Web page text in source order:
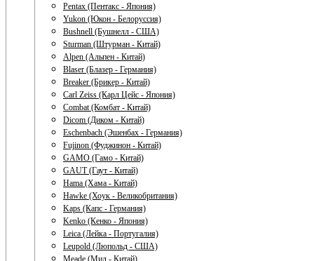
Pentax (Пентакс - Япония)
Yukon (Юкон - Белоруссия)
Bushnell (Бушнелл - США)
Sturman (Штурман - Китай)
Alpen (Альпен - Китай)
Blaser (Блазер - Германия)
Breaker (Брикер - Китай)
Carl Zeiss (Карл Цейс - Япония)
Combat (Комбат - Китай)
Dicom (Диком - Китай)
Eschenbach (Эшенбах - Германия)
Fujinon (Фуджинон - Китай)
GAMO (Гамо - Китай)
GAUT (Гаут - Китай)
Hama (Хама - Китай)
Hawke (Хоук - Великобритания)
Kaps (Капс - Германия)
Kenko (Кенко - Япония)
Leica (Лейка - Португалия)
Leupold (Люпольд - США)
Meade (Мид - Китай)